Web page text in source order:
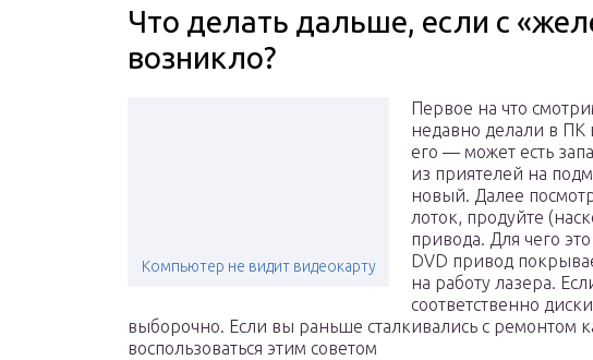
Что делать дальше, если с
возникло?
Компьютер не видит видеокарту
Первое на что
недавно делали в ПК
его — может есть
из приятелей на
новый. Далее
лоток, продуйте
привода. Для чего
DVD привод
на работу лазера.
соответственно
выборочно. Если вы раньше сталкивались с ремонтом
воспользоваться этим советом